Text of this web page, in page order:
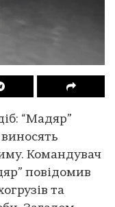
“Мадяр”
Командувач
повідомив
та